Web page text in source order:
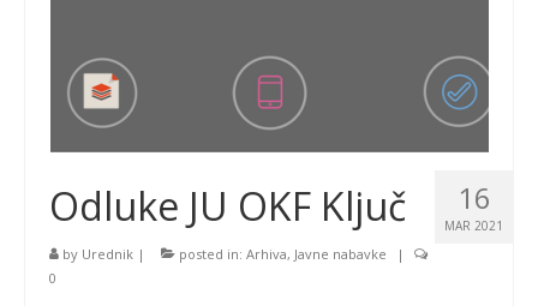
16
MAR 2021
Odluke JU OKF Ključ
by Urednik | posted in: Arhiva, Javne nabavke
|
0